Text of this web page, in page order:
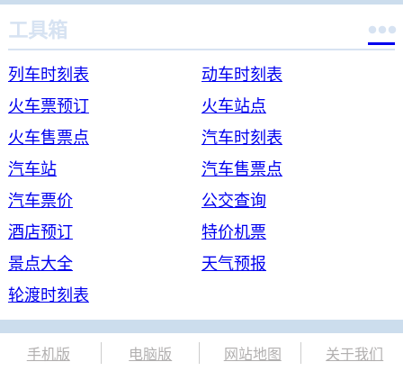
工具箱 
列车时刻表
动车时刻表
火车票预订
火车站点
火车售票点
汽车时刻表
汽车站
汽车售票点
汽车票价
公交查询
酒店预订
特价机票
景点大全
天气预报
轮渡时刻表
手机版 电脑版 网站地图 关于我们